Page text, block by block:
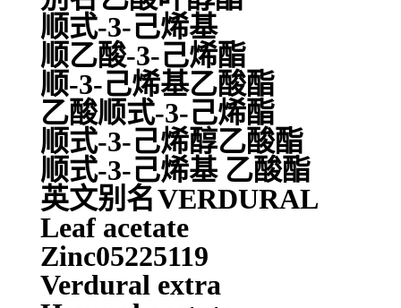
顺式-3-己烯基
顺乙酸-3-己烯酯
顺-3-己烯基乙酸酯
乙酸顺式-3-己烯酯
顺式-3-己烯醇乙酸酯
顺式-3-己烯基 乙酸酯
英文别名VERDURAL
Leaf acetate
Zinc05225119
Verdural extra